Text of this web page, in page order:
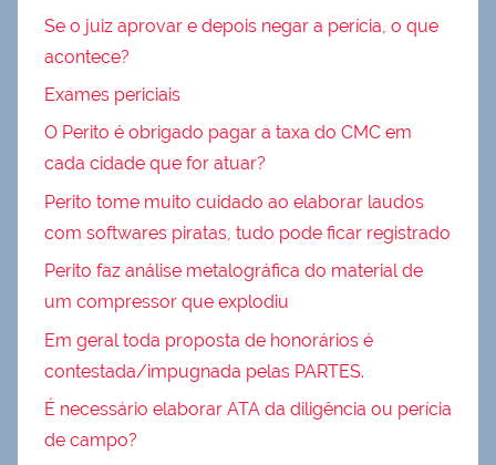
Se o juiz aprovar e depois negar a perícia, o que
acontece?
Exames periciais
O Perito é obrigado pagar a taxa do CMC em
cada cidade que for atuar?
Perito tome muito cuidado ao elaborar laudos
com softwares piratas, tudo pode ficar registrado
Perito faz análise metalográfica do material de
um compressor que explodiu
Em geral toda proposta de honorários é
contestada/impugnada pelas PARTES.
É necessário elaborar ATA da diligência ou perícia
de campo?